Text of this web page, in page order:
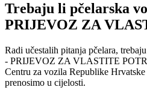
Trebaju li pčelarska
PRIJEVOZ ZA
Radi učestalih pitanja pčelara,
- PRIJEVOZ ZA VLASTITE
Centru za vozila Republike
prenosimo u cijelosti.